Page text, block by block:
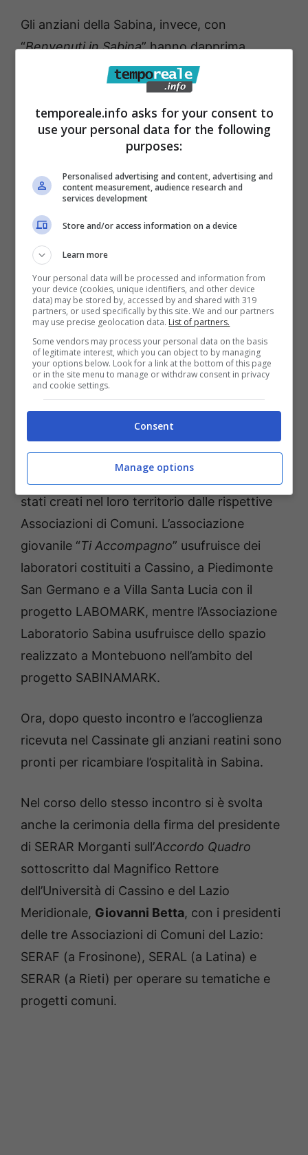
Gli anziani della Sabina, invece, con
“Benvenuti in Sabina” hanno dapprima
progettato cinque itinerari turistici che
collegano le bellezze storiche e culturali dei
tre comuni coinvolti nel progetto, con
particolare attenzione anche alla
gastronomia locale (a cui è stato dedicato un
intero itinerario), e ora stanno rinforzando le
competenze informatiche per l’utilizzo del
portale per fini promozionali.
Ad accomunare i progetti è stato il ruolo
assunto dagli anziani che sono si sono fatti
parte attiva della promozione del proprio
territorio e hanno lavorato sullo stesso
strumento di promozione, il portale di
marketing territoriale:
www.marketing.territoriale.it
Gli anziani delle due aree sono stati
supportati in questo loro nuovo impegno
sociale dai giovani dei Laboratori che sono
stati creati nel loro territorio dalle rispettive
Associazioni di Comuni. L’associazione
giovanile “Ti Accompagno” usufruisce dei
laboratori costituiti a Cassino, a Piedimonte
San Germano e a Villa Santa Lucia con il
progetto LABOMARK, mentre l’Associazione
Laboratorio Sabina usufruisce dello spazio
realizzato a Montebuono nell’ambito del
progetto SABINAMARK.
Ora, dopo questo incontro e l’accoglienza
ricevuta nel Cassinate gli anziani reatini sono
pronti per ricambiare l’ospitalità in Sabina.
Nel corso dello stesso incontro si è svolta
anche la cerimonia della firma del presidente
di SERAR Morganti sull’Accordo Quadro
sottoscritto dal Magnifico Rettore
dell’Università di Cassino e del Lazio
Meridionale, Giovanni Betta, con i presidenti
delle tre Associazioni di Comuni del Lazio:
SERAF (a Frosinone), SERAL (a Latina) e
SERAR (a Rieti) per operare su tematiche e
progetti comuni.
temporeale.info asks for your consent to
use your personal data for the following
purposes:
Personalised advertising and content, advertising and
content measurement, audience research and
services development
Store and/or access information on a device
Learn more
Your personal data will be processed and information from
your device (cookies, unique identifiers, and other device
data) may be stored by, accessed by and shared with 319
partners, or used specifically by this site. We and our partners
may use precise geolocation data. List of partners.
Some vendors may process your personal data on the basis
of legitimate interest, which you can object to by managing
your options below. Look for a link at the bottom of this page
or in the site menu to manage or withdraw consent in privacy
and cookie settings.
Consent
Manage options